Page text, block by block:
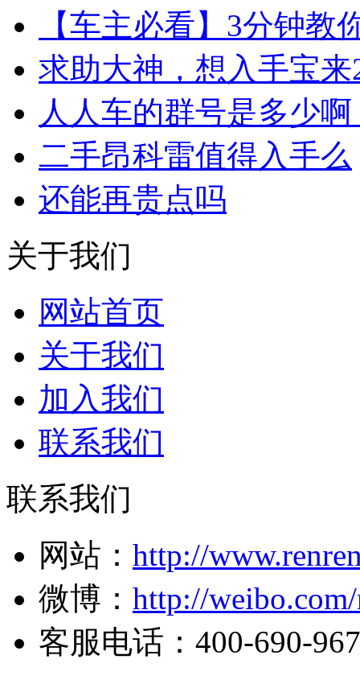
【车主必看】3分钟教
求助大神，想入手宝来
人人车的群号是多少啊
二手昂科雷值得入手么
还能再贵点吗
关于我们
网站首页
关于我们
加入我们
联系我们
联系我们
网站： http://
微博： http://
客服电话：400-690-